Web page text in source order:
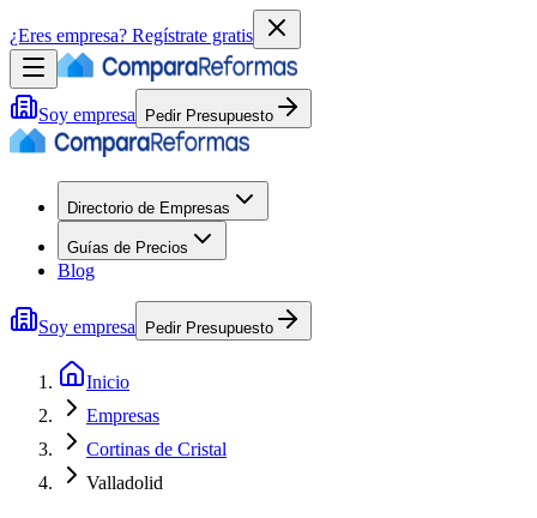
¿Eres empresa? Regístrate gratis
Soy empresa Pedir Presupuesto
Directorio de Empresas
Guías de Precios
Blog
Soy empresa Pedir Presupuesto
Inicio
Empresas
Cortinas de Cristal
Valladolid